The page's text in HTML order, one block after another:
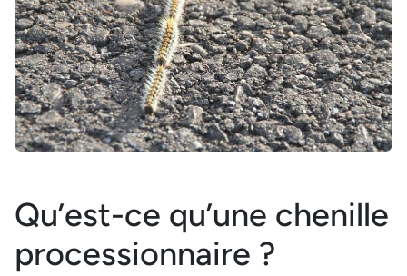
Qu’est-ce qu’une chenille
processionnaire ?